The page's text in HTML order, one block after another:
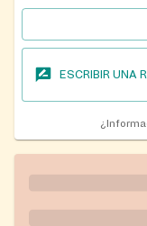
ESCRIBIR UNA